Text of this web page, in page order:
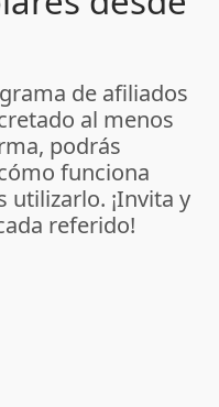
de afiliados
al menos
podrás
funciona
utilizarlo. ¡Invita y
referido!